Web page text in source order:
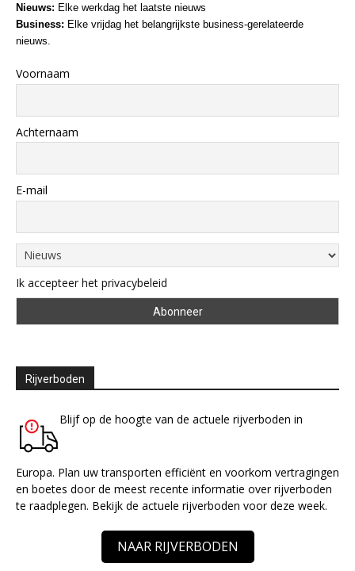
Nieuws: Elke werkdag het laatste nieuws
Business: Elke vrijdag het belangrijkste business-gerelateerde
nieuws.
Voornaam
Achternaam
E-mail
Ik accepteer het privacybeleid
Rijverboden
Blijf op de hoogte van de actuele rijverboden in
Europa. Plan uw transporten efficiënt en voorkom vertragingen
en boetes door de meest recente informatie over rijverboden
te raadplegen. Bekijk de actuele rijverboden voor deze week.
NAAR RIJVERBODEN